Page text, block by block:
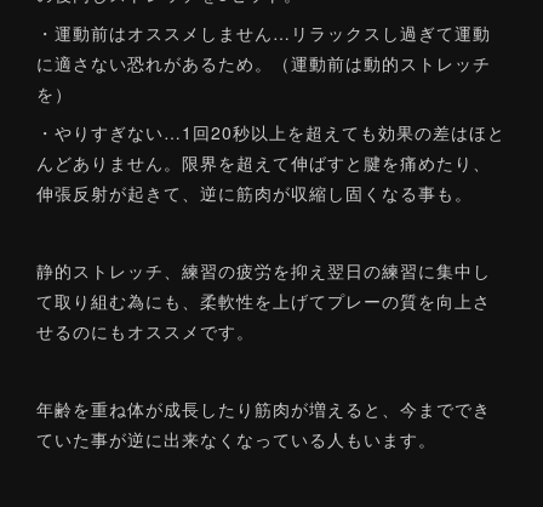
・運動前はオススメしません…リラックスし過ぎて運動
に適さない恐れがあるため。（運動前は動的ストレッチ
を）
・やりすぎない…1回20秒以上を超えても効果の差はほと
んどありません。限界を超えて伸ばすと腱を痛めたり、
伸張反射が起きて、逆に筋肉が収縮し固くなる事も。
静的ストレッチ、練習の疲労を抑え翌日の練習に集中し
て取り組む為にも、柔軟性を上げてプレーの質を向上さ
せるのにもオススメです。
年齢を重ね体が成長したり筋肉が増えると、今まででき
ていた事が逆に出来なくなっている人もいます。